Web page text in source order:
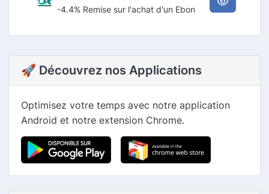
-4.4% Remise sur l'achat d'un Ebon
🚀 Découvrez nos Applications
Optimisez votre temps avec notre application
Android et notre extension Chrome.